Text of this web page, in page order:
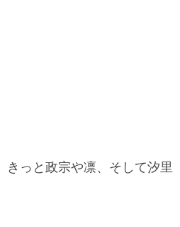
きっと政宗や凛、そして汐里